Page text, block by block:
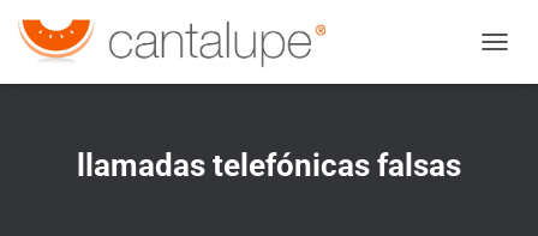
llamadas telefónicas falsas